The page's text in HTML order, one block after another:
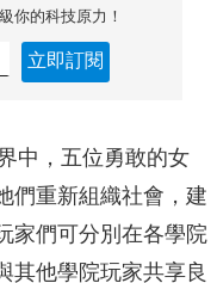
你的科技原力！
立即訂閱
中，五位勇敢的女
們重新組織社會，建
家們可分別在各學院
其他學院玩家共享良